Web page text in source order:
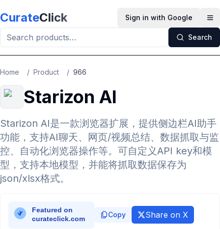
CurateClick Sign in with Google
Search
Home / Product / 966
Starizon AI
Starizon AI是一款浏览器扩展，提供侧边栏AI助手
功能，支持AI聊天、网页/视频总结、数据抓取与监
控、自动化浏览器操作等。可自定义API key和模
型，支持本地模型，并能将抓取数据保存为
json/xlsx格式。
Copy Share on X